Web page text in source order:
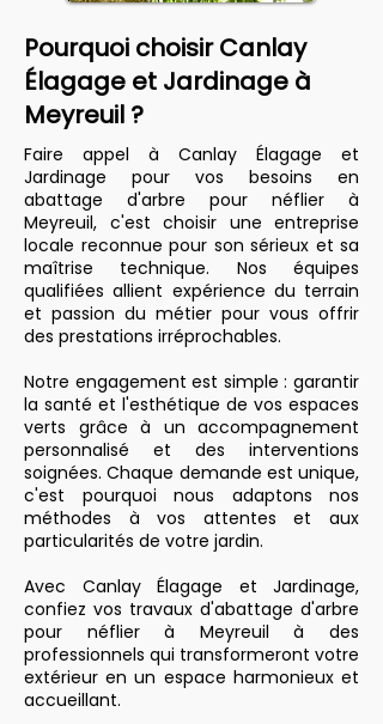
Pourquoi choisir Canlay
Élagage et Jardinage à
Meyreuil ?
Faire appel à Canlay Élagage et
Jardinage pour vos besoins en
abattage d'arbre pour néflier à
Meyreuil, c'est choisir une entreprise
locale reconnue pour son sérieux et sa
maîtrise technique. Nos équipes
qualifiées allient expérience du terrain
et passion du métier pour vous offrir
des prestations irréprochables.
Notre engagement est simple : garantir
la santé et l'esthétique de vos espaces
verts grâce à un accompagnement
personnalisé et des interventions
soignées. Chaque demande est unique,
c'est pourquoi nous adaptons nos
méthodes à vos attentes et aux
particularités de votre jardin.
Avec Canlay Élagage et Jardinage,
confiez vos travaux d'abattage d'arbre
pour néflier à Meyreuil à des
professionnels qui transformeront votre
extérieur en un espace harmonieux et
accueillant.